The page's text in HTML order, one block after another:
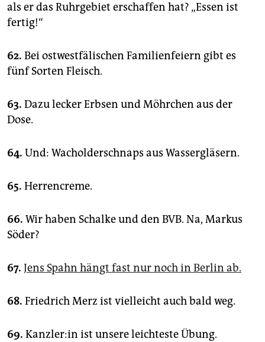
als er das Ruhrgebiet erschaffen hat? „Essen ist
fertig!“
62. Bei ostwestfälischen Familienfeiern gibt es
fünf Sorten Fleisch.
63. Dazu lecker Erbsen und Möhrchen aus der
Dose.
64. Und: Wacholderschnaps aus Wassergläsern.
65. Herrencreme.
66. Wir haben Schalke und den BVB. Na, Markus
Söder?
67. Jens Spahn hängt fast nur noch in Berlin ab.
68. Friedrich Merz ist vielleicht auch bald weg.
69. Kanzler:in ist unsere leichteste Übung.